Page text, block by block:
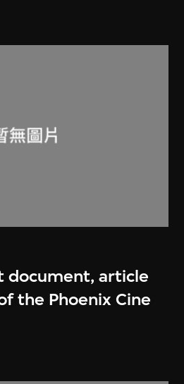
document, article
the Phoenix Cine